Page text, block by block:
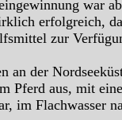
war
erfolgreich,
zur
an der
Pferd aus, mit
im Flachwasser